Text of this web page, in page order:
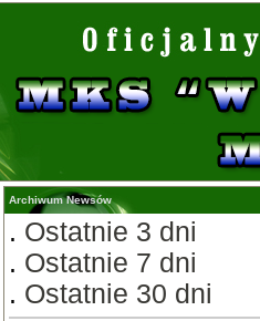
Archiwum Newsów
. Ostatnie 3 dni
. Ostatnie 7 dni
. Ostatnie 30 dni